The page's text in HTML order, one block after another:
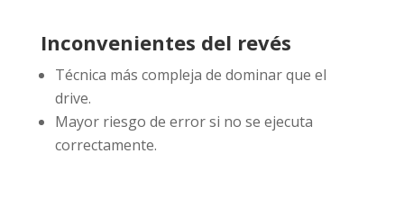
Inconvenientes del revés
Técnica más compleja de dominar que el
drive.
Mayor riesgo de error si no se ejecuta
correctamente.